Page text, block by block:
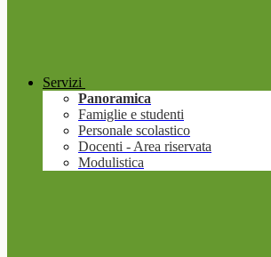
Servizi
Panoramica
Famiglie e studenti
Personale scolastico
Docenti - Area riservata
Modulistica